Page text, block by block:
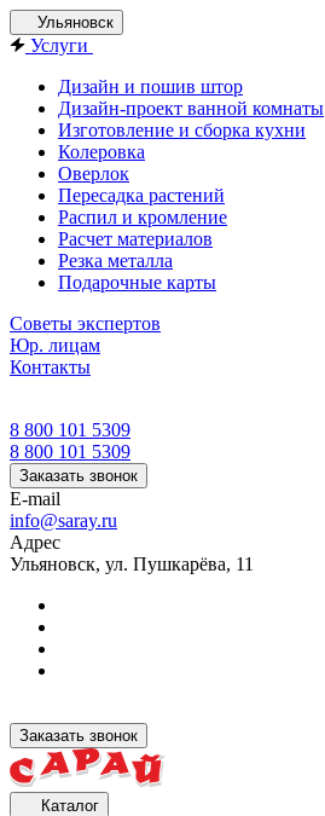
Ульяновск
Услуги
Дизайн и пошив штор
Дизайн-проект ванной комнаты
Изготовление и сборка кухни
Колеровка
Оверлок
Пересадка растений
Распил и кромление
Расчет материалов
Резка металла
Подарочные карты
Советы экспертов
Юр. лицам
Контакты
8 800 101 5309
8 800 101 5309
Заказать звонок
E-mail
info@saray.ru
Адрес
Ульяновск, ул. Пушкарёва, 11
Заказать звонок
Каталог